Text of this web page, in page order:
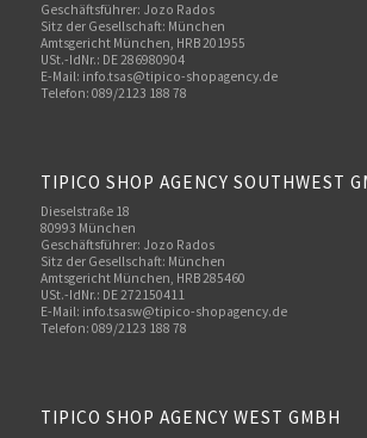
Geschäftsführer: Jozo Rados
Sitz der Gesellschaft: München
Amtsgericht München, HRB 201955
USt.-IdNr.: DE 286980904
E-Mail: info.tsas@tipico-shopagency.de
Telefon: 089/2123 188 78
TIPICO SHOP AGENCY SOUTHWEST
Dieselstraße 18
80993 München
Geschäftsführer: Jozo Rados
Sitz der Gesellschaft: München
Amtsgericht München, HRB 285460
USt.-IdNr.: DE 272150411
E-Mail: info.tsasw@tipico-shopagency.de
Telefon: 089/2123 188 78
TIPICO SHOP AGENCY WEST GMBH